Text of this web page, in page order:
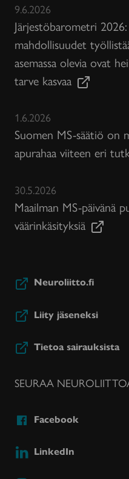
9.6.2026
Järjestöbarometri
mahdollisuudet
asemassa olevia ovat
tarve kasvaa
1.6.2026
Suomen MS-säätiö
apurahaa viiteen eri
30.5.2026
Maailman MS-päivänä
väärinkäsityksiä
Neuroliitto.fi
Liity jäseneksi
Tietoa sairauksista
SEURAA
Facebook
LinkedIn